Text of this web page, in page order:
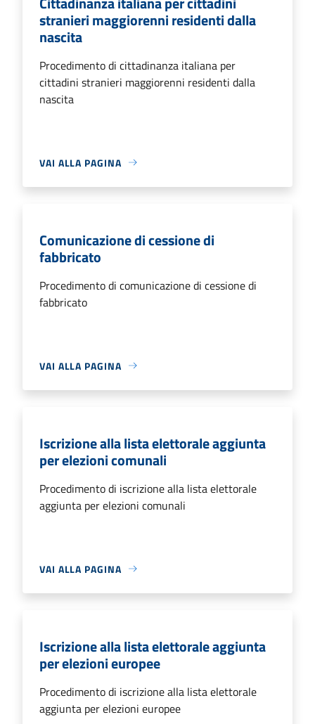
stranieri maggiorenni residenti dalla
nascita
Procedimento di cittadinanza italiana per
cittadini stranieri maggiorenni residenti dalla
nascita
VAI ALLA PAGINA
Comunicazione di cessione di
fabbricato
Procedimento di comunicazione di cessione di
fabbricato
VAI ALLA PAGINA
Iscrizione alla lista elettorale aggiunta
per elezioni comunali
Procedimento di iscrizione alla lista elettorale
aggiunta per elezioni comunali
VAI ALLA PAGINA
Iscrizione alla lista elettorale aggiunta
per elezioni europee
Procedimento di iscrizione alla lista elettorale
aggiunta per elezioni europee